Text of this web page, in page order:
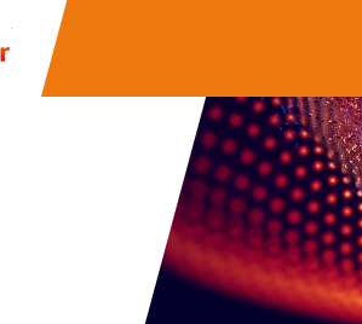
株式会社インティメート・マージャー